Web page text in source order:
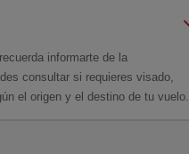
informarte de la
consultar si requieres visado,
el origen y el destino de tu vuelo.